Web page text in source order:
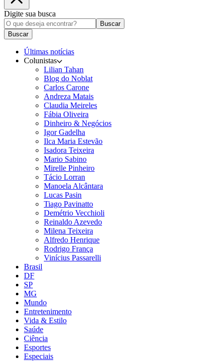
Digite sua busca
Buscar
Buscar
Últimas notícias
Colunistas
Lilian Tahan
Blog do Noblat
Carlos Carone
Andreza Matais
Claudia Meireles
Fábia Oliveira
Dinheiro & Negócios
Igor Gadelha
Ilca Maria Estevão
Isadora Teixeira
Mario Sabino
Mirelle Pinheiro
Tácio Lorran
Manoela Alcântara
Lucas Pasin
Tiago Pavinatto
Demétrio Vecchioli
Reinaldo Azevedo
Milena Teixeira
Alfredo Henrique
Rodrigo França
Vinícius Passarelli
Brasil
DF
SP
MG
Mundo
Entretenimento
Vida & Estilo
Saúde
Ciência
Esportes
Especiais